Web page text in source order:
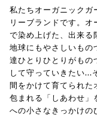
私たちオーガニックガ
リーブランドです。
で染め上げた、出来る
地球にもやさしいもの
達ひとりひとりがもの
して守っていきたい...
間をかけて育てられた
包まれる「しあわせ」
への小さなきっかけの